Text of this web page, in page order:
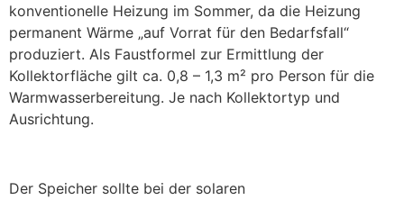
konventionelle Heizung im Sommer, da die Heizung
permanent Wärme „auf Vorrat für den Bedarfsfall“
produziert. Als Faustformel zur Ermittlung der
Kollektorfläche gilt ca. 0,8 – 1,3 m² pro Person für die
Warmwasserbereitung. Je nach Kollektortyp und
Ausrichtung.
Der Speicher sollte bei der solaren